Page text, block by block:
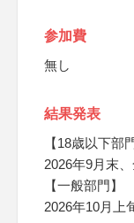
参加費
無し
結果発表
【18歳以下部
2026年9月末
【一般部門】
2026年10月上